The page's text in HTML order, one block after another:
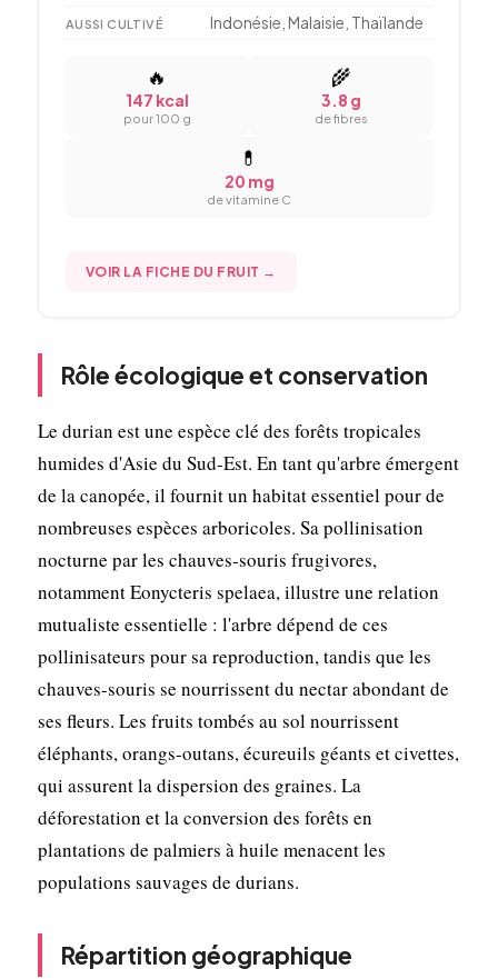
AUSSI CULTIVÉ Indonésie, Malaisie, Thaïlande
🔥
147 kcal
pour 100 g
🌾
3.8 g
de fibres
💊
20 mg
de vitamine C
VOIR LA FICHE DU FRUIT →
Rôle écologique et conservation
Le durian est une espèce clé des forêts tropicales
humides d'Asie du Sud-Est. En tant qu'arbre émergent
de la canopée, il fournit un habitat essentiel pour de
nombreuses espèces arboricoles. Sa pollinisation
nocturne par les chauves-souris frugivores,
notamment Eonycteris spelaea, illustre une relation
mutualiste essentielle : l'arbre dépend de ces
pollinisateurs pour sa reproduction, tandis que les
chauves-souris se nourrissent du nectar abondant de
ses fleurs. Les fruits tombés au sol nourrissent
éléphants, orangs-outans, écureuils géants et civettes,
qui assurent la dispersion des graines. La
déforestation et la conversion des forêts en
plantations de palmiers à huile menacent les
populations sauvages de durians.
Répartition géographique